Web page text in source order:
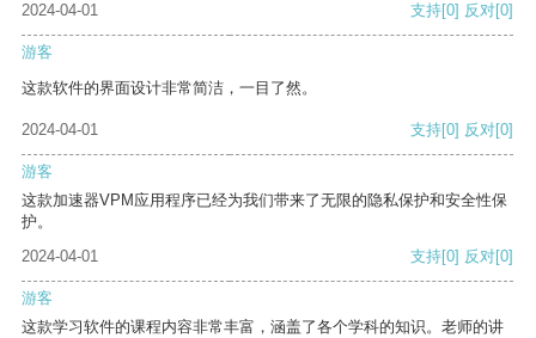
2024-04-01 支持[0] 反对[0]
游客
这款软件的界面设计非常简洁，一目了然。
2024-04-01 支持[0] 反对[0]
游客
这款加速器VPM应用程序已经为我们带来了无限的隐私保护和安全性保
护。
2024-04-01
支持[0] 反对[0]
游客
这款学习软件的课程内容非常丰富，涵盖了各个学科的知识。老师的讲